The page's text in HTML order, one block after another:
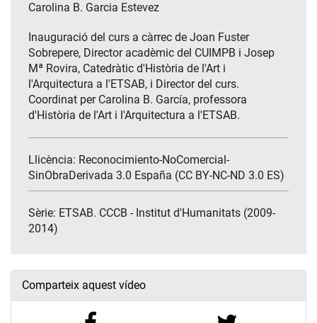
Carolina B. Garcia Estevez
Inauguració del curs a càrrec de Joan Fuster
Sobrepere, Director acadèmic del CUIMPB i Josep
Mª Rovira, Catedràtic d'Història de l'Art i
l'Arquitectura a l'ETSAB, i Director del curs.
Coordinat per Carolina B. García, professora
d'Història de l'Art i l'Arquitectura a l'ETSAB.
Llicència: Reconocimiento-NoComercial-
SinObraDerivada 3.0 España (CC BY-NC-ND 3.0 ES)
Sèrie: ETSAB. CCCB - Institut d'Humanitats (2009-
2014)
Comparteix aquest vídeo